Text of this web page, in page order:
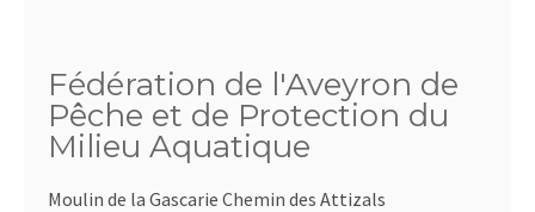
Fédération de l'Aveyron de
Pêche et de Protection du
Milieu Aquatique
Moulin de la Gascarie Chemin des Attizals